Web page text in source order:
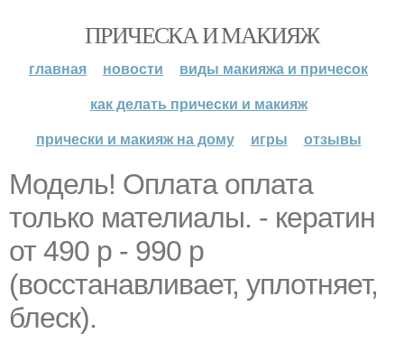
ПРИЧЕСКА И МАКИЯЖ
главная новости
виды макияжа и причесок
как делать прически и макияж
прически и макияж на дому
игры отзывы
Модель! Оплата оплата
только мателиалы. - кератин
от 490 р - 990 р
(восстанавливает, уплотняет,
блеск).